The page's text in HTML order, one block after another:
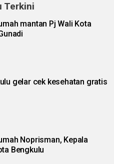
Terkini
mantan Pj Wali Kota
gelar cek kesehatan gratis
Noprisman, Kepala
Bengkulu